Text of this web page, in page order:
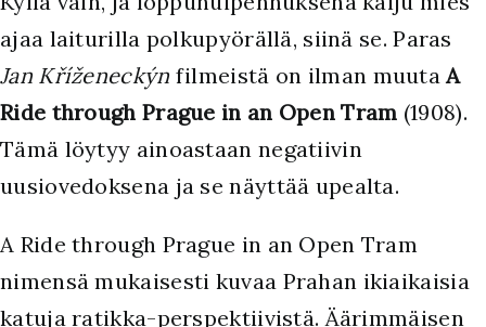
ajaa laiturilla polkupyörällä, siinä se. Paras
Jan Kříženeckýn filmeistä on ilman muutaA
Ride through Prague in an Open Tram (1908).
Tämä löytyy ainoastaan negatiivin
uusiovedoksena ja se näyttää upealta.
A Ride through Prague in an Open Tram
nimensä mukaisesti kuvaa Prahan ikiaikaisia
katuja ratikka-perspektiivistä. Äärimmäisen